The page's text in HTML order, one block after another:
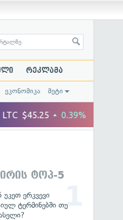
რეკლამა
ეკონომიკა მეტი
ტოპ-5
უკეთ ერკვევი
ტერმინებში თუ